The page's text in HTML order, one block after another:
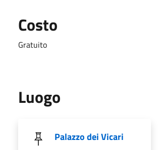
Costo
Gratuito
Luogo
Palazzo dei Vicari